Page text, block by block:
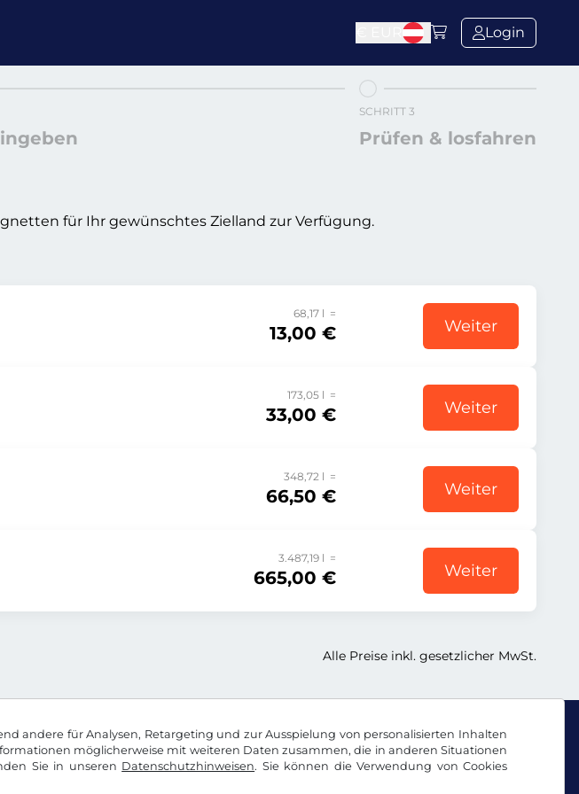
andere für Analysen, Retargeting und zur Ausspielung von personalisierten Inhalten
möglicherweise mit weiteren Daten zusammen, die in anderen Situationen
Sie in unseren Datenschutzhinweisen. Sie können die Verwendung von Cookies
Login
SCHRITT 3
Prüfen & losfahren
für Ihr gewünschtes Zielland zur Verfügung.
68,17 l =
13,00 € Weiter
173,05 l =
33,00 € Weiter
348,72 l =
66,50 € Weiter
3.487,19 l =
665,00 € Weiter
Alle Preise inkl. gesetzlicher MwSt.